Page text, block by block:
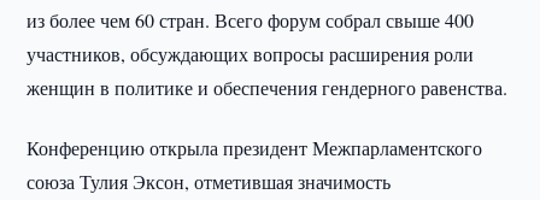
из более чем 60 стран. Всего форум собрал свыше 400
участников, обсуждающих вопросы расширения роли
женщин в политике и обеспечения гендерного равенства.
Конференцию открыла президент Межпарламентского
союза Тулия Эксон, отметившая значимость